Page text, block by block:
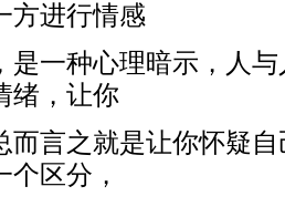
方进行情感
是一种心理暗示，人
绪，让你
而言之就是让你怀疑
区分，